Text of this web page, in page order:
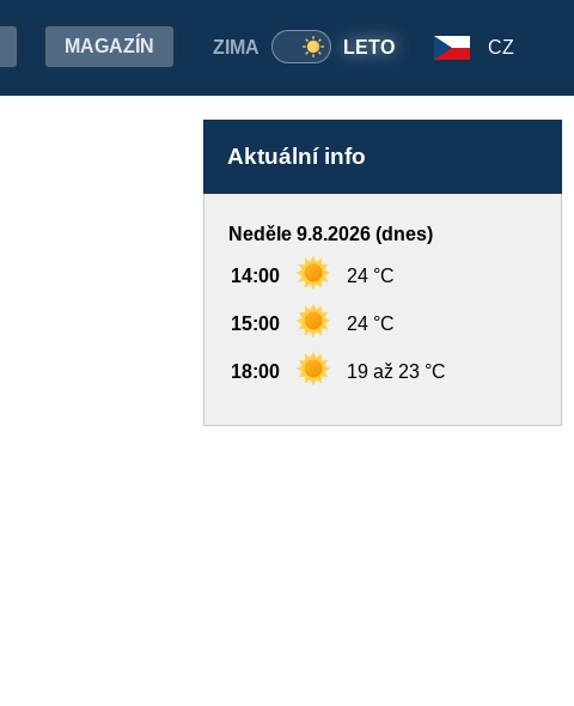
ZIMA LETO
MAGAZÍN CZ
Aktuální info
Neděle 9.8.2026 (dnes)
14:00 24 °C
15:00 24 °C
18:00 19 až 23 °C